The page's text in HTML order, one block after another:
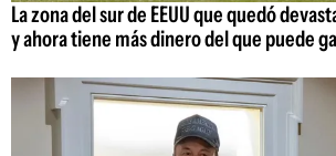
La zona del sur de EEUU que quedó
y ahora tiene más dinero del que puede